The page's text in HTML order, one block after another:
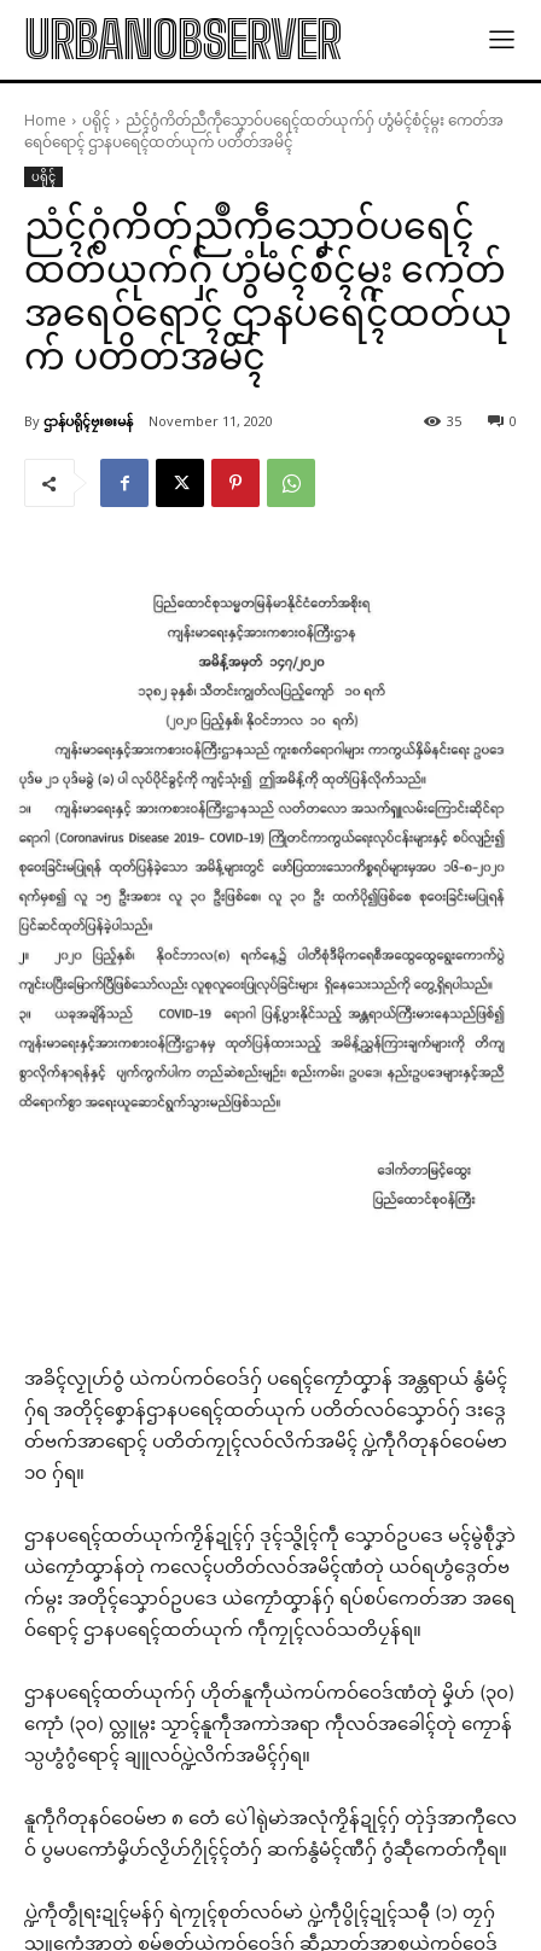
URBANOBSERVER
Home ပရိုၚ်
ညံၚ်ဂွံကိတ်ညဳကဵုသၞောဝ်ပရေၚ်ထတ်ယုက်ဂှ် ဟွံမံၚ်စံၚ်မ္ဂး ကေတ်အ
ရေဝ်ရောၚ် ဌာနပရေၚ်ထတ်ယုက် ပတိတ်အမိၚ်
ပရိုၚ်
ညံၚ်ဂွံကိတ်ညဳကဵုသၞောဝ်ပရေၚ်
ထတ်ယုက်ဂှ် ဟွံမံၚ်စံၚ်မ္ဂး ကေတ်
အရေဝ်ရောၚ် ဌာနပရေၚ်ထတ်ယု
က် ပတိတ်အမိၚ်
By ဌာန်ပရိုၚ်ဗၠးၜးမန် November 11, 2020 0
35
အခိၚ်လၟုဟ်ဝွံ ယဲကပ်ကဝ်ဝေဒ်ဂှ် ပရေၚ်ကၠောံထၞာန် အန္တရာယ် နွံမံၚ်
ဂှ်ရ အတိုၚ်စၞောန်ဌာနပရေၚ်ထတ်ယုက် ပတိတ်လဝ်သၞောဝ်ဂှ် ဒးဒ္ဂေ
တ်ဗက်အာရောၚ် ပတိတ်ကၠုၚ်လဝ်လိက်အမိၚ် ပ္ဍဲကဵုဂိတုနဝ်ဝေမ်ဗာ
၁၀ ဂှ်ရ။
ဌာနပရေၚ်ထတ်ယုက်ကၟိန်ဍုၚ်ဂှ် ဒုၚ်သ္ဇိုၚ်ကဵု သၞောဝ်ဥပဒေ မၚ်မွဲစဵုဒၞာဲ
ယဲကၠောံထၞာန်တုဲ ကလေၚ်ပတိတ်လဝ်အမိၚ်ဏံတုဲ ယဝ်ရဟွံဒ္ဂေတ်ဗ
က်မ္ဂး အတိုၚ်သၞောဝ်ဥပဒေ ယဲကၠောံထၞာန်ဂှ် ရပ်စပ်ကေတ်အာ အရေ
ဝ်ရောၚ် ဌာနပရေၚ်ထတ်ယုက် ကဵုကၠုၚ်လဝ်သတိပၠန်ရ။
ဌာနပရေၚ်ထတ်ယုက်ဂှ် ဟိုတ်နူကဵုယဲကပ်ကဝ်ဝေဒ်ဏံတုဲ မၞိဟ် (၃၀)
ကေုာံ (၃၀) လ္တူမ္ဂး သၟာၚ်နူကဵုအကာဲအရာ ကဵုလဝ်အခေါၚ်တုဲ ကၠောန်
သ္ပဟွံဂွံရောၚ် ချူလဝ်ပ္ဍဲလိက်အမိၚ်ဂှ်ရ။
နူကဵုဂိတုနဝ်ဝေမ်ဗာ ၈ တေံ ပေဲါရုဲမာဲအလုံကၟိန်ဍုၚ်ဂှ် တုဲဒှ်အာကီုလေ
ဝ် ပွမပကောံမၞိဟ်လၟိဟ်ဂၠိုၚ်ၚ်တံဂှ် ဆက်နွံမံၚ်ဏီဂှ် ဂွံဆဵုကေတ်ကီုရ။
ပ္ဍဲကဵုတွဵုရးဍုၚ်မန်ဂှ် ရဲကၠုၚ်စုတ်လဝ်မာဲ ပ္ဍဲကဵုပွိုၚ်ဍုၚ်သဓီု (၁) တၠဂှ်
သၟူကၠေံအာတုဲ စမ်ၜတ်ယဲကဝ်ဝေဒ်ဂှ် ဆဵုညာတ်အာစၟယဲကဝ်ဝေဒ်